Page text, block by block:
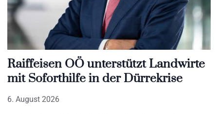
Raiffeisen OÖ unterstützt Landwirte
mit Soforthilfe in der Dürrekrise
6. August 2026